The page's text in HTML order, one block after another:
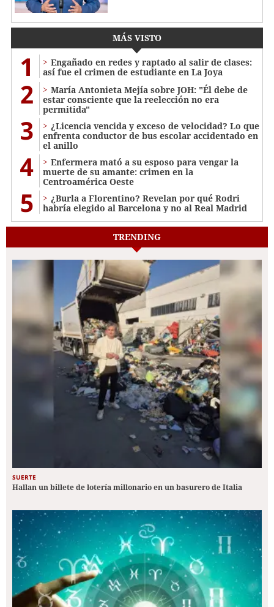
MÁS VISTO
1
Engañado en redes y raptado al salir de clases:
así fue el crimen de estudiante en La Joya
2
María Antonieta Mejía sobre JOH: "Él debe de
estar consciente que la reelección no era
permitida"
3
¿Licencia vencida y exceso de velocidad? Lo que
enfrenta conductor de bus escolar accidentado en
el anillo
4
Enfermera mató a su esposo para vengar la
muerte de su amante: crimen en la
Centroamérica Oeste
5
¿Burla a Florentino? Revelan por qué Rodri
habría elegido al Barcelona y no al Real Madrid
TRENDING
SUERTE
Hallan un billete de lotería millonario en un basurero de Italia